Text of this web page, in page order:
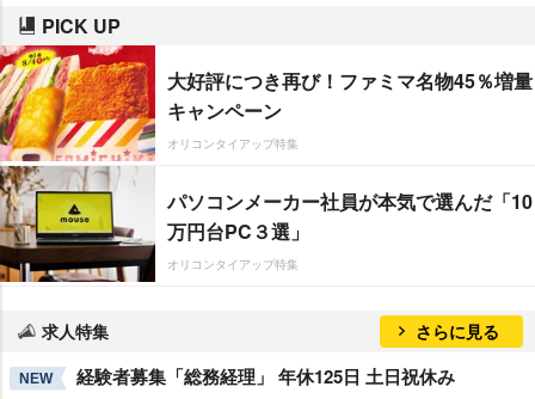
PICK UP
大好評につき再び！ファミマ名物45％増量
キャンペーン
オリコンタイアップ特集
パソコンメーカー社員が本気で選んだ「10
万円台PC３選」
オリコンタイアップ特集
求人特集 さらに見る
NEW 経験者募集「総務経理」 年休125日 土日祝休み